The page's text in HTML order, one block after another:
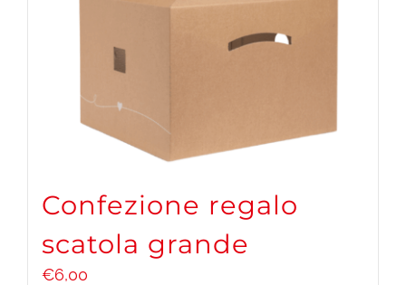
Confezione regalo
scatola grande
€6,00